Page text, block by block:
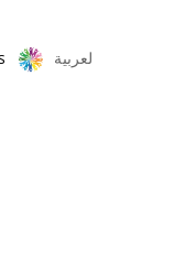
لعربية